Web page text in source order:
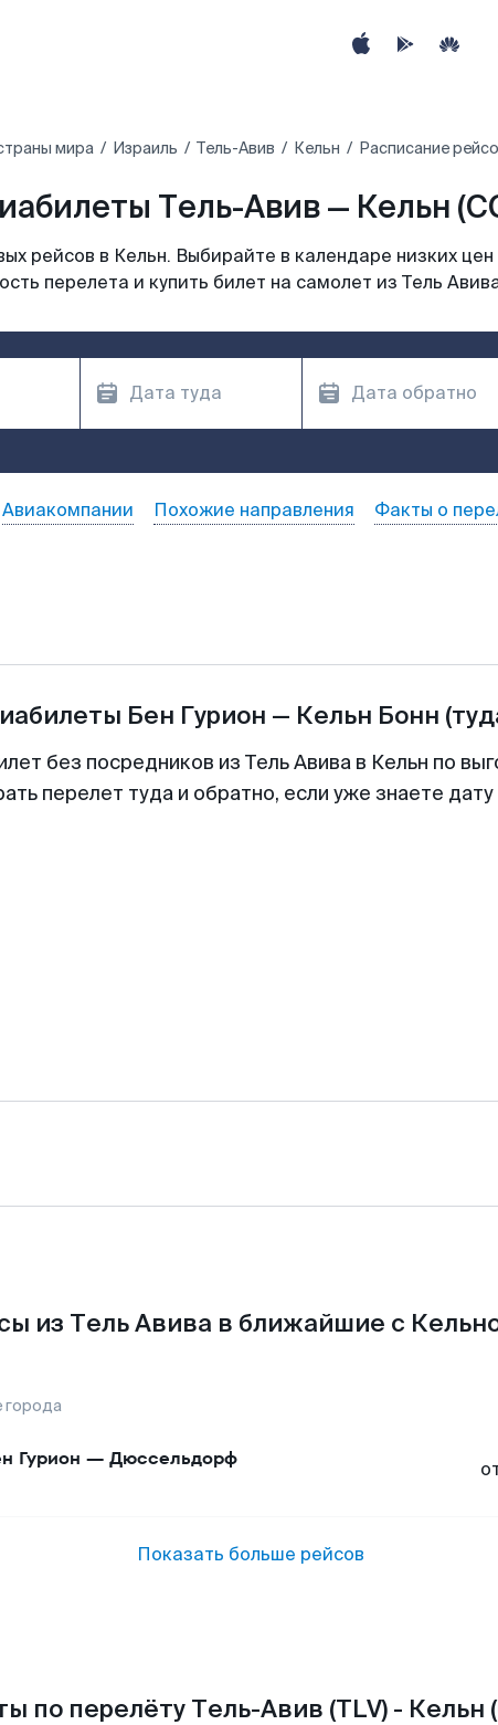
мира Израиль Тель-Авив Кельн Расписание
Тель-Авив — Кельн
рейсов в Кельн. Выбирайте в календаре низких
перелета и купить билет на самолет из Тель
Авиакомпании Похожие направления Факты о
Бен Гурион — Кельн Бонн
без посредников из Тель Авива в Кельн по
перелет туда и обратно, если уже знаете
из Тель Авива в ближайшие с
города
Гурион — Дюссельдорф
Показать больше рейсов
по перелёту Тель-Авив (TLV) - Кельн